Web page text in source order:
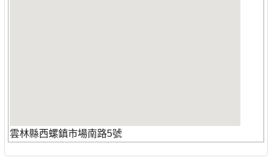
雲林縣西螺鎮市場南路5號